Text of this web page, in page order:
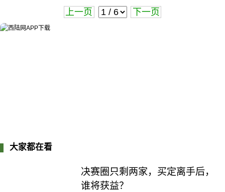
上一页 下一页
大家都在看
决赛圈只剩两家，买定离手后，
谁将获益？